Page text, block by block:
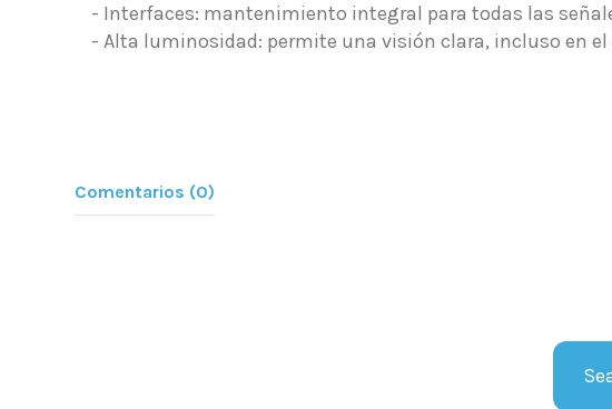
- Interfaces: mantenimiento integral para todas las
- Alta luminosidad: permite una visión clara, incluso en el
Comentarios (0)